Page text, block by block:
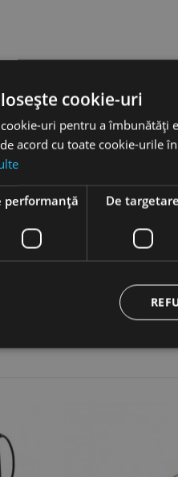
cookie-uri
uri pentru a
acord cu toate cookie-urile
performanță De targetare
funcționalitatea principală a site-ului
utilizat corect fără cookie-uri strict
/